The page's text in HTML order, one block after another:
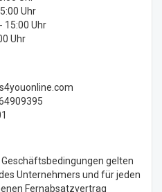
Uhr
15:00 Uhr
Uhr
gelten
Unternehmers und für jeden
Fernabsatzvertrag